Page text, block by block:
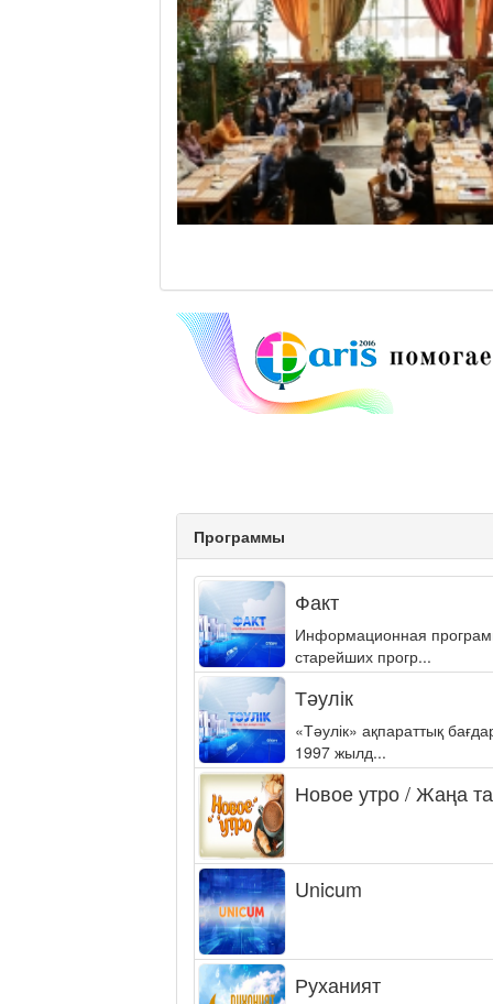
Программы
Факт
Информационная
старейших прогр...
Тәулік
«Тәулік» ақпараттық
1997 жылд...
Новое утро / Жаңа
Unicum
Руханият